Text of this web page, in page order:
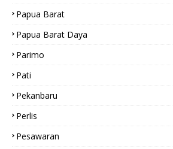
Papua Barat
Papua Barat Daya
Parimo
Pati
Pekanbaru
Perlis
Pesawaran